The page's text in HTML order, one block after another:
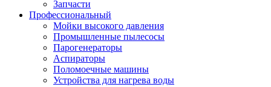
Запчасти
Профессиональный
Мойки высокого давления
Промышленные пылесосы
Парогенераторы
Аспираторы
Поломоечные машины
Устройства для нагрева воды